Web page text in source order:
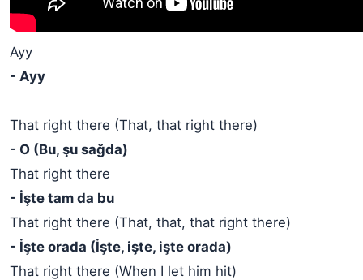
Ayy
- Ayy
That right there (That, that right there)
- O (Bu, şu sağda)
That right there
- İşte tam da bu
That right there (That, that, that right there)
- İşte orada (İşte, işte, işte orada)
That right there (When I let him hit)